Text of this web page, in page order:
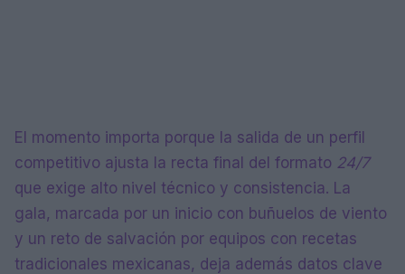
El momento importa porque la salida de un perfil
competitivo ajusta la recta final del formato 24/7
que exige alto nivel técnico y consistencia. La
gala, marcada por un inicio con buñuelos de viento
y un reto de salvación por equipos con recetas
tradicionales mexicanas, deja además datos clave